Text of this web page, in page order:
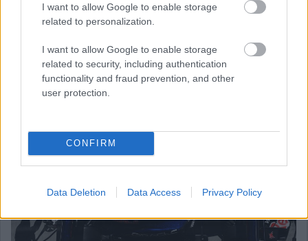
I want to allow Google to enable storage
related to personalization.
I want to allow Google to enable storage
related to security, including authentication
functionality and fraud prevention, and other
user protection.
CONFIRM
Data Deletion Data Access Privacy Policy
a jövő év között. Arra számítok, hogy ez hamarabb meg fog
történni, mint tavaly. Szóval főleg a szabályzat fényében
rengeteg fejlesztést hoztunk mostanáig, hogy próbáljuk
korrigálni azt a hatalmas hátrányt, amivel eleinte rendelkeztünk.
Valószínűleg nehéz elképzelni, hogy ebben a ritmusban fogjuk
folytatni, mindenesetre meglátjuk, mi a legjobb módja annak,